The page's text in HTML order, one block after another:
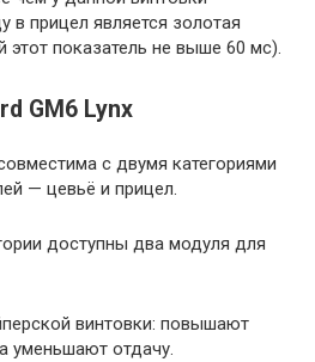
в прицел является золотая
этот показатель не выше 60 мс).
GM6 Lynx
с двумя категориями
— цевьё и прицел.
доступны два модуля для
винтовки: повышают
уменьшают отдачу.